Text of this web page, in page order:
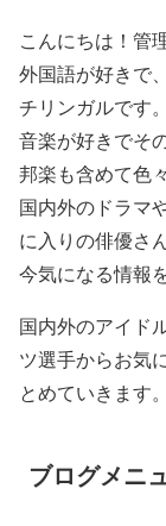
こんにちは！管
外国語が好きで
チリンガルです。
音楽が好きでそ
邦楽も含めて色
国内外のドラマ
に入りの俳優さ
今気になる情報
国内外のアイド
ツ選手からお気
とめていきます。
ブログメニ